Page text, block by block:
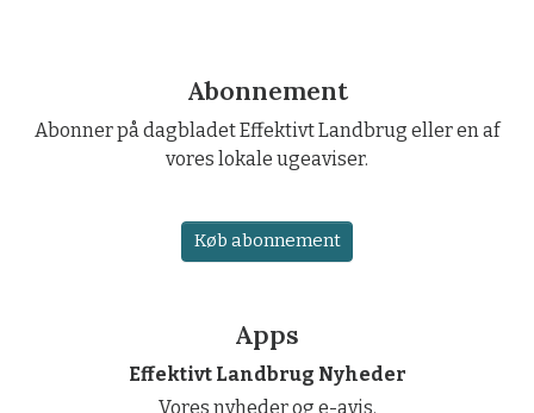
Abonnement
Abonner på dagbladet Effektivt Landbrug eller en af
vores lokale ugeaviser.
Køb abonnement
Apps
Effektivt Landbrug Nyheder
Vores nyheder og e-avis.